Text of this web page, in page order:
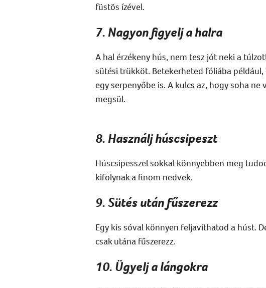
füstös ízével.
7. Nagyon figyelj a halra
A hal érzékeny hús, nem tesz jót neki a
sütési trükköt. Betekerheted fóliába
egy serpenyőbe is. A kulcs az, hogy soha
megsül.
8. Használj húscsipeszt
Húscsipesszel sokkal könnyebben meg
kifolynak a finom nedvek.
9. Sütés után fűszerezz
Egy kis sóval könnyen feljavíthatod a húst.
csak utána fűszerezz.
10. Ügyelj a lángokra